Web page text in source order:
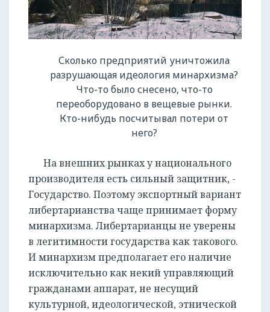
Сколько предприятий уничтожила
разрушающая идеология минархизма?
Что-то было снесено, что-то
переоборудовано в вещевые рынки.
Кто-нибудь посчитывал потери от
него?
На внешних рынках у национального
производителя есть сильный защитник, -
Государство. Поэтому экспортный вариант
либертарианства чаще принимает форму
минархизма. Либертарианцы не уверены
в легитимности государства как такового.
И минархизм предполагает его наличие
исключительно как некий управляющий
гражданами аппарат, не несущий
культурной, идеологической, этнической